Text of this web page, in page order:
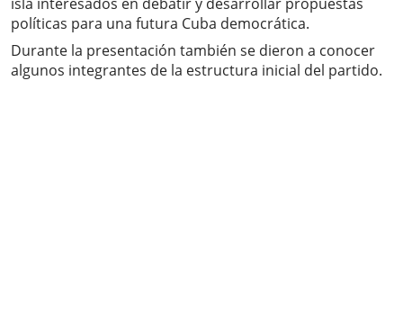
políticas para una futura Cuba democrática.
Durante la presentación también se dieron a conocer
algunos integrantes de la estructura inicial del partido.